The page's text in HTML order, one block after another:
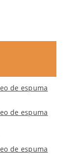
de espuma
de espuma
de espuma